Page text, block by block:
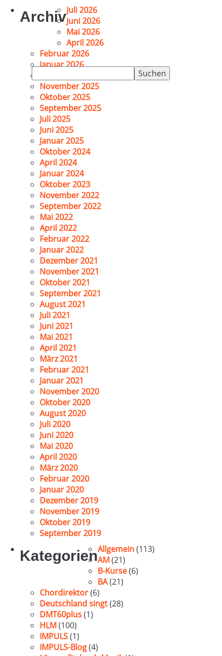
nach:
ArchivJuli 2026
Juni 2026
Mai 2026
April 2026
Februar 2026
Januar 2026
November 2025
Oktober 2025
September 2025
Juli 2025
Juni 2025
Januar 2025
Oktober 2024
April 2024
Januar 2024
Oktober 2023
November 2022
September 2022
Mai 2022
April 2022
Februar 2022
Januar 2022
Dezember 2021
November 2021
Oktober 2021
September 2021
August 2021
Juli 2021
Juni 2021
Mai 2021
April 2021
März 2021
Februar 2021
Januar 2021
November 2020
Oktober 2020
August 2020
Juli 2020
Juni 2020
Mai 2020
April 2020
März 2020
Februar 2020
Januar 2020
Dezember 2019
November 2019
Oktober 2019
September 2019
KategorienAllgemein(113)
AM(21)
B-Kurse(6)
BA(21)
Chordirektor(6)
Deutschland singt(28)
DMT60plus(1)
HLM(100)
IMPULS(1)
IMPULS-Blog(4)